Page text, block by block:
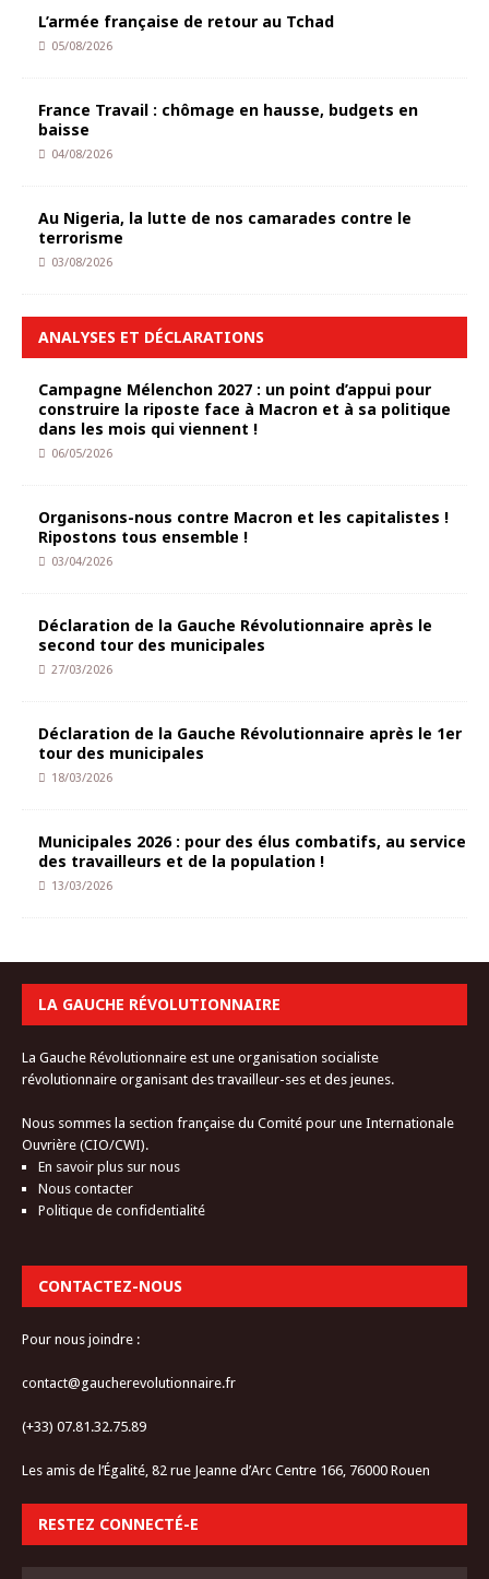
L’armée française de retour au Tchad
05/08/2026
France Travail : chômage en hausse, budgets en
baisse
04/08/2026
Au Nigeria, la lutte de nos camarades contre le
terrorisme
03/08/2026
ANALYSES ET DÉCLARATIONS
Campagne Mélenchon 2027 : un point d’appui pour
construire la riposte face à Macron et à sa politique
dans les mois qui viennent !
06/05/2026
Organisons-nous contre Macron et les capitalistes !
Ripostons tous ensemble !
03/04/2026
Déclaration de la Gauche Révolutionnaire après le
second tour des municipales
27/03/2026
Déclaration de la Gauche Révolutionnaire après le 1er
tour des municipales
18/03/2026
Municipales 2026 : pour des élus combatifs, au service
des travailleurs et de la population !
13/03/2026
LA GAUCHE RÉVOLUTIONNAIRE
La Gauche Révolutionnaire est une organisation socialiste
révolutionnaire organisant des travailleur-ses et des jeunes.
Nous sommes la section française du Comité pour une Internationale
Ouvrière (CIO/CWI).
En savoir plus sur nous
Nous contacter
Politique de confidentialité
CONTACTEZ-NOUS
Pour nous joindre :
contact@gaucherevolutionnaire.fr
(+33) 07.81.32.75.89
Les amis de l’Égalité, 82 rue Jeanne d’Arc Centre 166, 76000 Rouen
RESTEZ CONNECTÉ-E